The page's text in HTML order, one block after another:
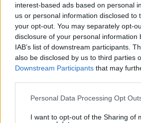
interest-based ads based on personal
us or personal information disclosed to
your opt-out. You may separately opt-
disclosure of your personal information
IAB’s list of downstream participants.
also be disclosed by us to third parties
Downstream Participants that may
Please note that this website/app uses
not limited to your visit or usage
Personal Data Processing Opt
I want to opt-out of the Sharing of
Η αποκαλυπτική κατάθεση της
συζύγου του Αφγανού: Πώς
γνωρίσαμε τη Λίσα, γιατί υποψιάστηκα
ότι ήταν το πτώμα στη βαλίτσα
06.08.2026, 12:32
Νεαρή γυναίκα με ακατέργαστη
ομορφιά από την Αιθιοπία έγινε viral,
δείτε την εντυπωσιακή μεταμόρφωσή